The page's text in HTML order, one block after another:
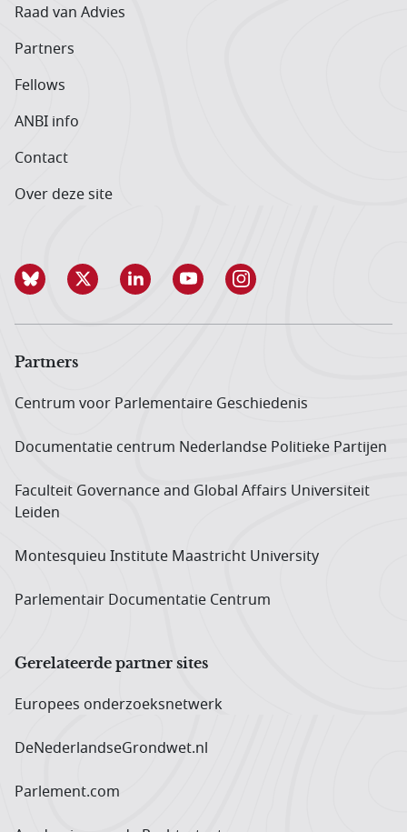
Raad van Advies
Partners
Fellows
ANBI info
Contact
Over deze site
Partners
Centrum voor Parlementaire Geschiedenis
Documentatie centrum Neder­landse Politieke Partijen
Faculteit Governance and Global Affairs Universiteit
Leiden
Montesquieu Institute Maastricht University
Parlementair Documentatie Centrum
Gerelateerde partner sites
Europees onderzoeks­netwerk
DeNederlandseGrondwet.nl
Parlement.com